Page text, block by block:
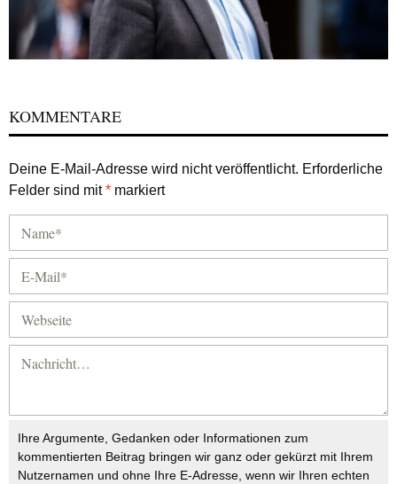
KOMMENTARE
Deine E-Mail-Adresse wird nicht veröffentlicht. Erforderliche
Felder sind mit* markiert
Ihre Argumente, Gedanken oder Informationen zum
kommentierten Beitrag bringen wir ganz oder gekürzt mit Ihrem
Nutzernamen und ohne Ihre E-Adresse, wenn wir Ihren echten